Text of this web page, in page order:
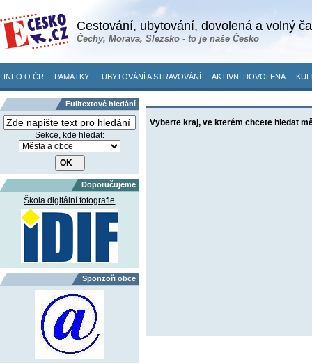
Cestování, ubytování, dovolená a volný
Čechy, Morava, Slezsko - to je naše Česko
INFO O ČR PAMÁTKY UBYTOVÁNÍ A STRAVOVÁNÍ AKTIVNÍ DOVOLENÁ
Fulltextové hledání
Sekce, kde hledat:
Doporučujeme
Škola digitální fotografie
Sponzoři obce
Vyberte kraj, ve kterém chcete hledat